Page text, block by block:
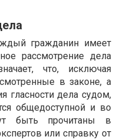
гражданин имеет
рассмотрение дела
что, исключая
в законе, а
гласности дела судом,
общедоступной и во
быть прочитаны в
или справку от